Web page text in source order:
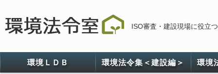
ISO審査・建設現場に役立
環境ＬＤＢ 環境法令集＜建設編＞ 環境